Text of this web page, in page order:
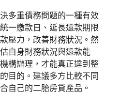
多重債務問題的一種有效
一繳款日、延長還款期限
壓力，改善財務狀況。然
自身財務狀況與還款能
構辦理，才能真正達到整
目的。建議多方比較不同
自己的二胎房貸產品。